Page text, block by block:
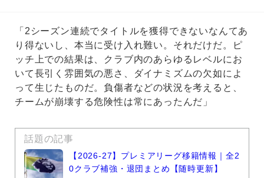
「2シーズン連続でタイトルを獲得できないなんてあ
り得ないし、本当に受け入れ難い。それだけだ。ピ
ッチ上での結果は、クラブ内のあらゆるレベルにお
いて長引く雰囲気の悪さ、ダイナミズムの欠如によ
って生じたものだ。負傷者などの状況を考えると、
チームが崩壊する危険性は常にあったんだ」
話題の記事
【2026-27】プレミアリーグ移籍情報｜全2
0クラブ補強・退団まとめ【随時更新】